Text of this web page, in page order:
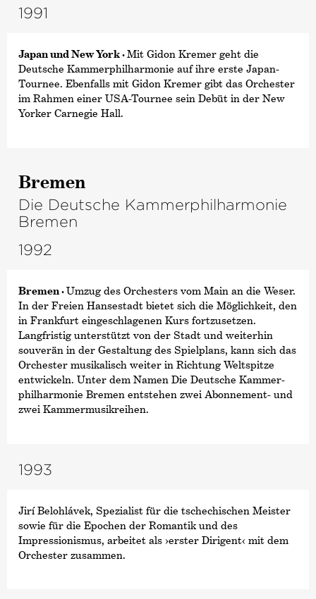
1991
Japan und New York ·Mit Gidon Kremer geht die
Deutsche Kammer­philharmonie auf ihre erste Japan-
Tournee. Ebenfalls mit Gidon Kremer gibt das Orchester
im Rahmen einer USA-Tournee sein Debüt in der New
Yorker Carnegie Hall.
Bremen
Die Deutsche Kammerphilharmonie
Bremen
1992
Bremen ·Umzug des Orchesters vom Main an die Weser.
In der Freien Hansestadt bietet sich die Möglichkeit, den
in Frankfurt eingeschlagenen Kurs fortzusetzen.
Langfristig unterstützt von der Stadt und weiterhin
souverän in der Gestaltung des Spielplans, kann sich das
Orchester musikalisch weiter in Richtung Weltspitze
entwickeln. Unter dem Namen Die Deutsche Kammer­
philharmonie Bremen entstehen zwei Abonnement- und
zwei Kammermusikreihen.
1993
Jirí Belohlávek, Spezialist für die tschechischen Meister
sowie für die Epochen der Romantik und des
Impressionismus, arbeitet als ›erster Dirigent‹ mit dem
Orchester zusammen.